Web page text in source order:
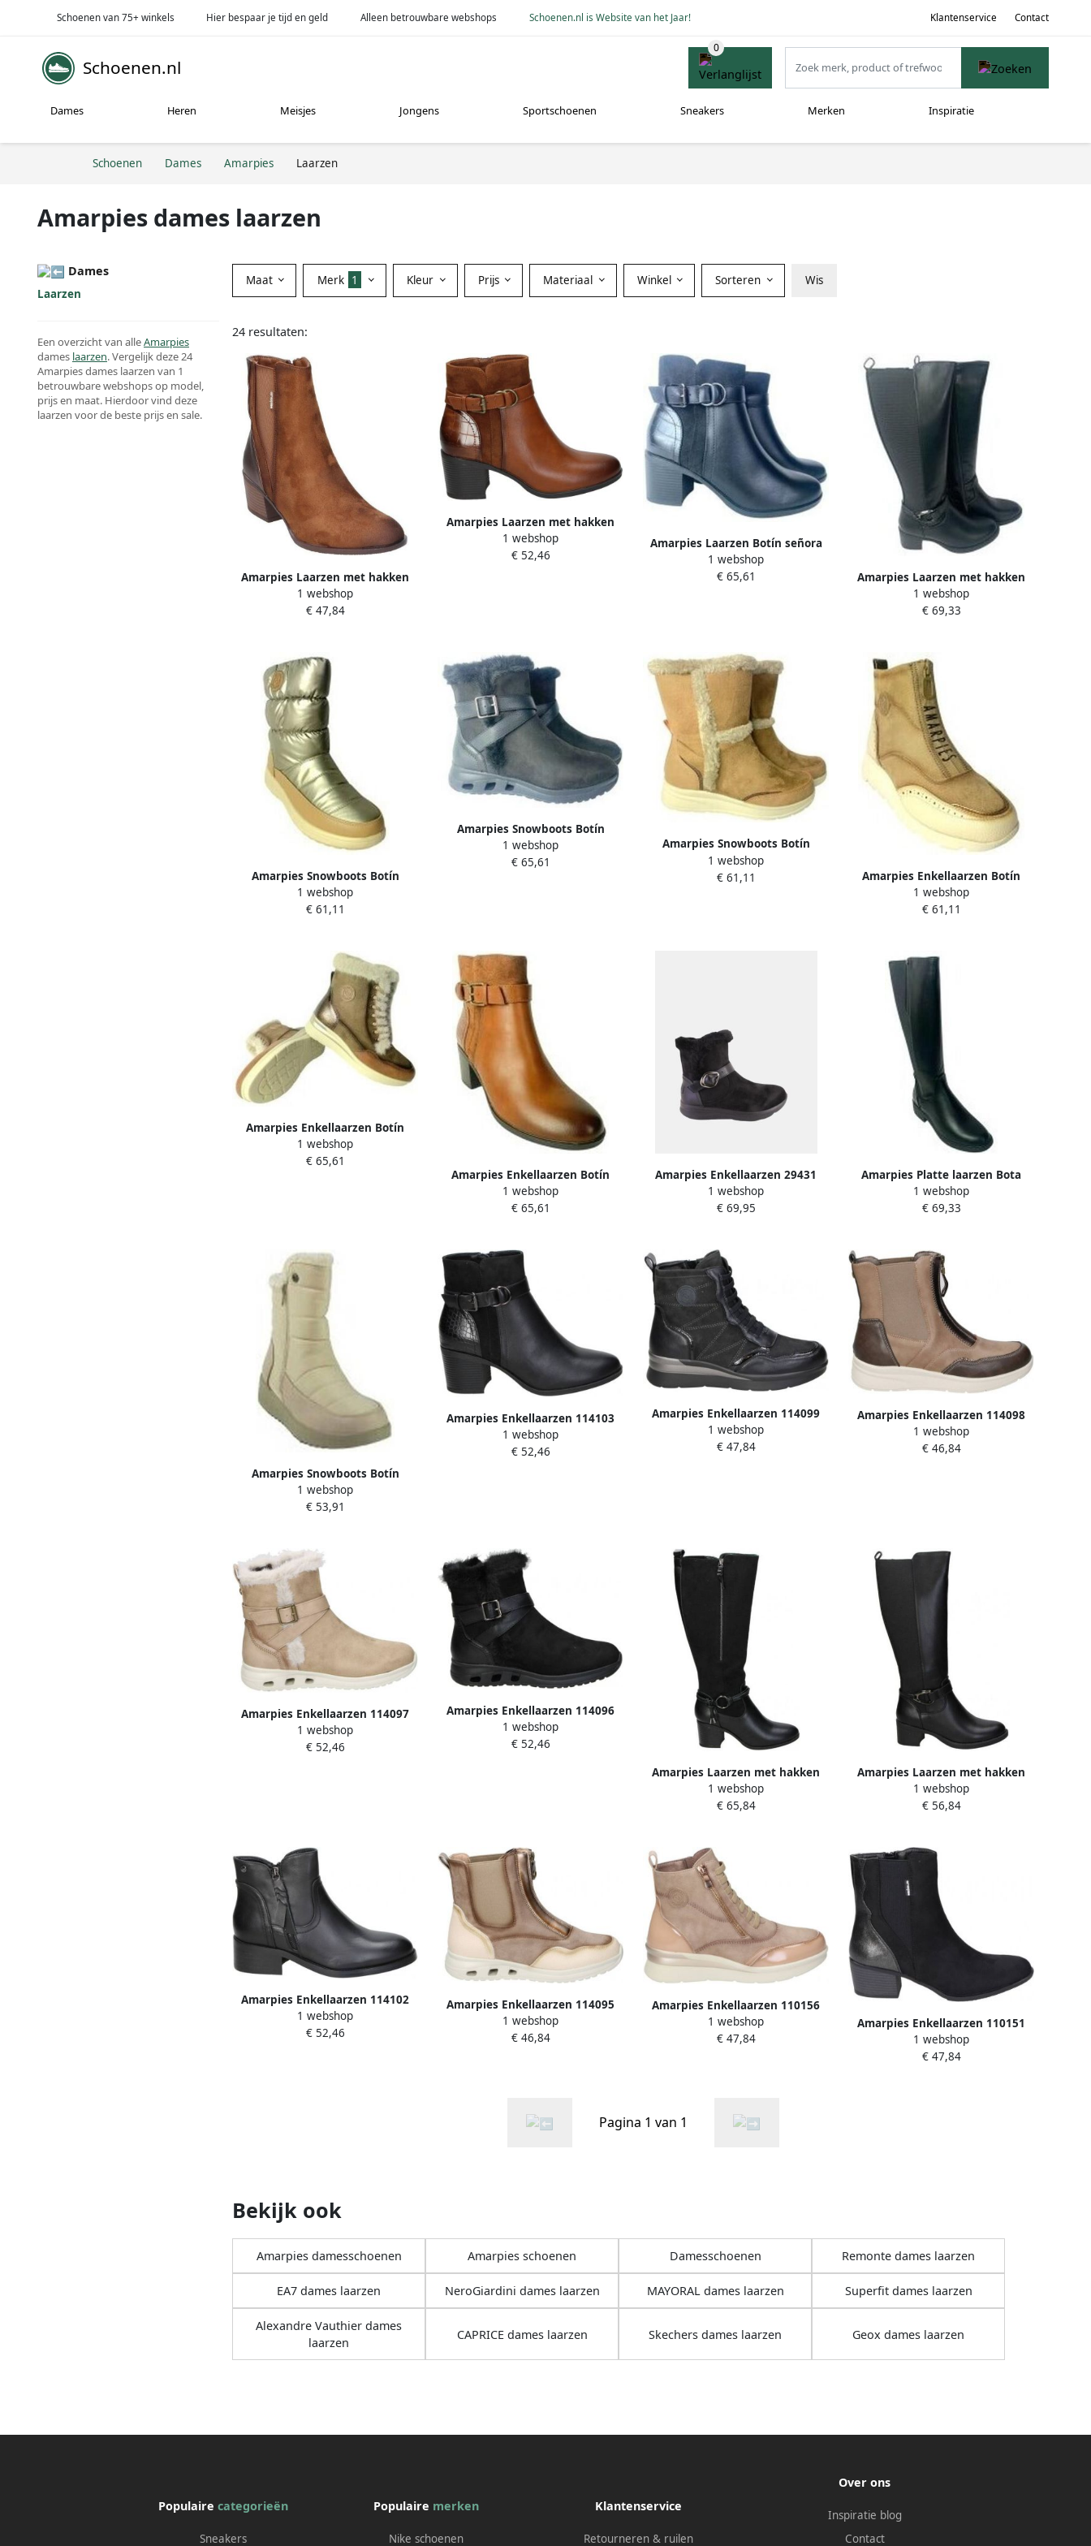
Schoenen van 75+ winkels Hier bespaar je tijd en geld Alleen betrouwbare webshops Schoenen.nl is Website van het Jaar! Klantenservice Contact
Schoenen.nl
Dames Heren Meisjes Jongens Sportschoenen Sneakers Merken Inspiratie
Schoenen Dames Amarpies Laarzen
Amarpies dames laarzen
Dames
Laarzen
Een overzicht van alleAmarpies
dames laarzen. Vergelijk deze 24
Amarpies dames laarzen van 1
betrouwbare webshops op model,
prijs en maat. Hierdoor vind deze
laarzen voor de beste prijs en sale.
Maat Merk 1 Kleur Prijs Materiaal Winkel Sorteren Wis
24 resultaten:
Amarpies Laarzen met hakken
110152
1 webshop
€ 47,84
Amarpies Laarzen met hakken
114104
1 webshop
€ 52,46
Amarpies Laarzen Botín señora
29521 asy negro
1 webshop
€ 65,61
Amarpies Laarzen met hakken
Bota señora 29510 azs negro
1 webshop
€ 69,33
Amarpies Snowboots Botín
señora 29357 atl beig
1 webshop
€ 61,11
Amarpies Snowboots Botín
señora 29413 amd negro
1 webshop
€ 65,61
Amarpies Snowboots Botín
señora 29355 atl taupe
1 webshop
€ 61,11
Amarpies Enkellaarzen Botín
señora 29419 amd taupe
1 webshop
€ 61,11
Amarpies Enkellaarzen Botín
señora 29423 amd taupe
1 webshop
€ 65,61
Amarpies Enkellaarzen Botín
señora 29521 asy cuero
1 webshop
€ 65,61
Amarpies Enkellaarzen 29431
1 webshop
€ 69,95
Amarpies Platte laarzen Bota
señora 29511 azs negro
1 webshop
€ 69,33
Amarpies Snowboots Botín
señora 25475 ajh beig
1 webshop
€ 53,91
Amarpies Enkellaarzen 114103
1 webshop
€ 52,46
Amarpies Enkellaarzen 114099
1 webshop
€ 47,84
Amarpies Enkellaarzen 114098
1 webshop
€ 46,84
Amarpies Enkellaarzen 114097
1 webshop
€ 52,46
Amarpies Enkellaarzen 114096
1 webshop
€ 52,46
Amarpies Laarzen met hakken
114093
1 webshop
€ 65,84
Amarpies Laarzen met hakken
114092
1 webshop
€ 56,84
Amarpies Enkellaarzen 114102
1 webshop
€ 52,46
Amarpies Enkellaarzen 114095
1 webshop
€ 46,84
Amarpies Enkellaarzen 110156
1 webshop
€ 47,84
Amarpies Enkellaarzen 110151
1 webshop
€ 47,84
Pagina 1 van 1
Bekijk ook
Amarpies damesschoenen Amarpies schoenen Damesschoenen Remonte dames laarzen
EA7 dames laarzen NeroGiardini dames laarzen MAYORAL dames laarzen Superfit dames laarzen
Alexandre Vauthier dames
laarzen
CAPRICE dames laarzen Skechers dames laarzen Geox dames laarzen
Populairecategorieën
Sneakers
Populaire merken
Nike schoenen
Klantenservice
Retourneren & ruilen
Over ons
Inspiratie blog
Contact